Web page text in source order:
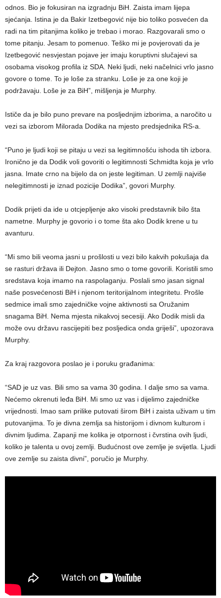
odnos. Bio je fokusiran na izgradnju BiH. Zaista imam lijepa
sjećanja. Istina je da Bakir Izetbegović nije bio toliko posvećen da
radi na tim pitanjima koliko je trebao i morao. Razgovarali smo o
tome pitanju. Jesam to pomenuo. Teško mi je povjerovati da je
Izetbegović nesvjestan pojave jer imaju koruptivni slučajevi sa
osobama visokog profila iz SDA. Neki ljudi, neki načelnici vrlo jasno
govore o tome. To je loše za stranku. Loše je za one koji je
podržavaju. Loše je za BiH”, mišljenja je Murphy.
Ističe da je bilo puno prevare na posljednjim izborima, a naročito u
vezi sa izborom Milorada Dodika na mjesto predsjednika RS-a.
“Puno je ljudi koji se pitaju u vezi sa legitimnošću ishoda tih izbora.
Ironično je da Dodik voli govoriti o legitimnosti Schmidta koja je vrlo
jasna. Imate crno na bijelo da on jeste legitiman. U zemlji najviše
nelegitimnosti je iznad pozicije Dodika”, govori Murphy.
Dodik prijeti da ide u otcjepljenje ako visoki predstavnik bilo šta
nametne. Murphy je govorio i o tome šta ako Dodik krene u tu
avanturu.
“Mi smo bili veoma jasni u prošlosti u vezi bilo kakvih pokušaja da
se rasturi država ili Dejton. Jasno smo o tome govorili. Koristili smo
sredstava koja imamo na raspolaganju. Poslali smo jasan signal
naše posvećenosti BiH i njenom teritorijalnom integritetu. Prošle
sedmice imali smo zajedničke vojne aktivnosti sa Oružanim
snagama BiH. Nema mjesta nikakvoj secesiji. Ako Dodik misli da
može ovu državu rascijepiti bez posljedica onda griješi”, upozorava
Murphy.
Za kraj razgovora poslao je i poruku građanima:
“SAD je uz vas. Bili smo sa vama 30 godina. I dalje smo sa vama.
Nećemo okrenuti leđa BiH. Mi smo uz vas i dijelimo zajedničke
vrijednosti. Imao sam prilike putovati širom BiH i zaista uživam u tim
putovanjima. To je divna zemlja sa historijom i divnom kulturom i
divnim ljudima. Zapanji me kolika je otpornost i čvrstina ovih ljudi,
koliko je talenta u ovoj zemlji. Budućnost ove zemlje je svijetla. Ljudi
ove zemlje su zaista divni”, poručio je Murphy.